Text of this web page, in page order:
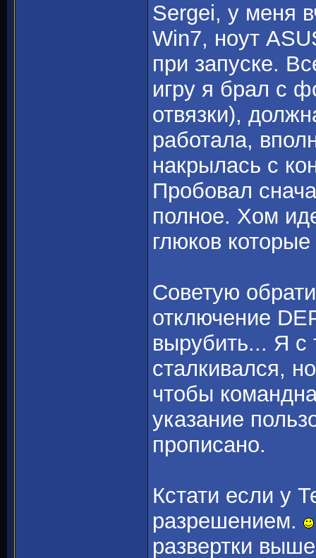
Sergei, у меня
Win7, ноут
при запуске.
игру я брал с
отвязки),
работала,
накрылась с
Пробовал
полное. Хом
глюков
Советую
отключение
вырубить... Я с
сталкивался,
чтобы
указание
прописано.
Кстати если у
разрешением.
развертки